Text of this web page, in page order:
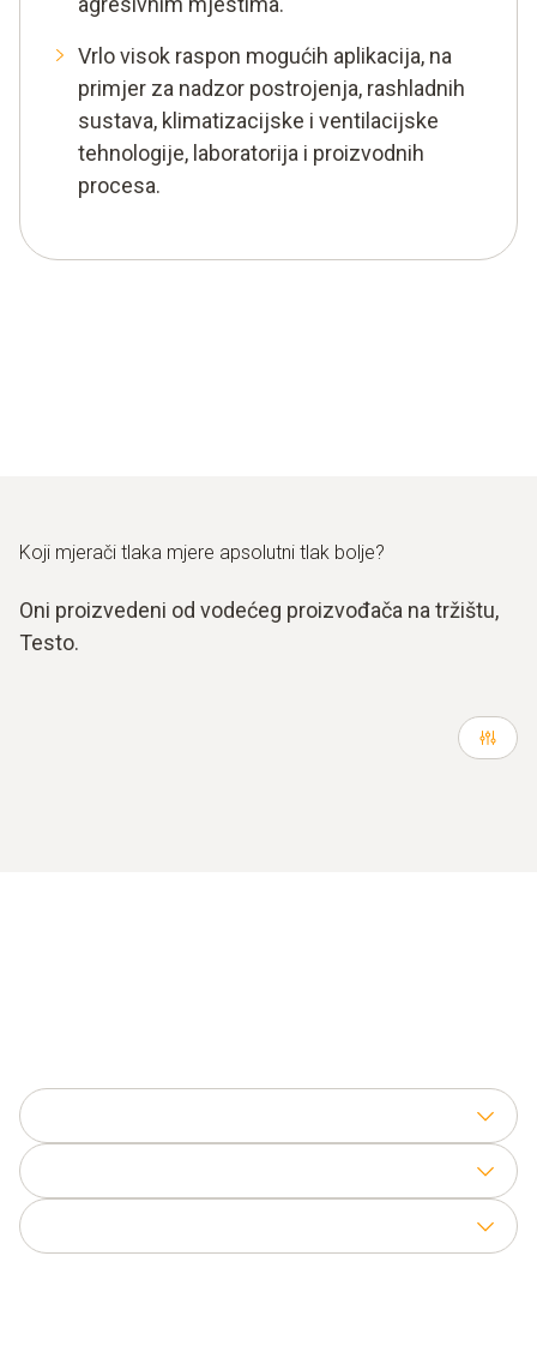
Vrlo visok raspon mogućih aplikacija, na
primjer za nadzor postrojenja, rashladnih
sustava, klimatizacijske i ventilacijske
tehnologije, laboratorija i proizvodnih
procesa.
Koji mjerači tlaka mjere apsolutni tlak bolje?
Oni proizvedeni od vodećeg proizvođača na tržištu,
Testo.